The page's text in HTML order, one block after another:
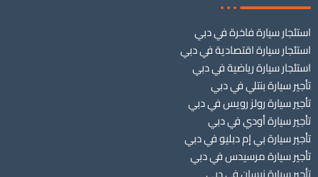
استئجار سيارة فاخرة في دبي
استئجار سيارة اقتصادية في دبي
استئجار سيارة رياضية في دبي
تأجير سيارة بنتلي في دبي
تأجير سيارة رولز رويس في دبي
تأجير سيارة أودي في دبي
تأجير سيارة بي إم دبليو في دبي
تأجير سيارة مرسيدس في دبي